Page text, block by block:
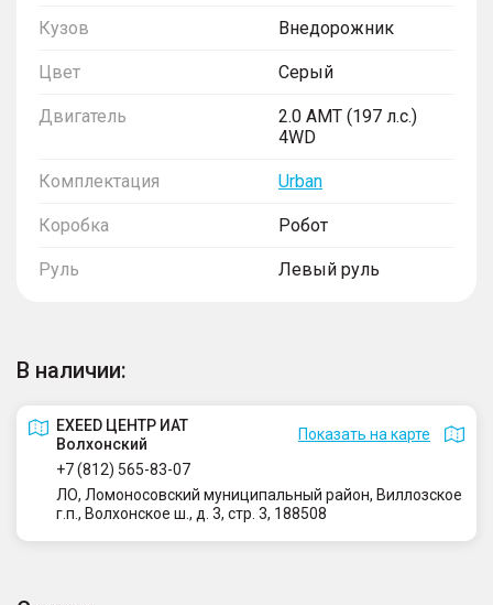
Кузов Внедорожник
Цвет Серый
Двигатель
2.0 AMT (197 л.с.)
4WD
Комплектация Urban
Коробка Робот
Руль Левый руль
В наличии:
EXEED ЦЕНТР ИАТ
Волхонский
Показать на карте
+7 (812) 565-83-07
ЛО, Ломоносовский муниципальный район, Виллозское
г.п., Волхонское ш., д. 3, стр. 3, 188508